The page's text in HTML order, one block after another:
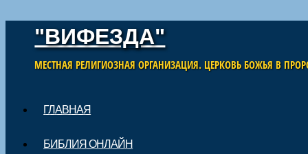
"ВИФЕЗДА"
МЕСТНАЯ РЕЛИГИОЗНАЯ ОРГАНИЗАЦИЯ. ЦЕРКОВЬ БОЖЬЯ В
Main menu
ГЛАВНАЯ
БИБЛИЯ ОНЛАЙН